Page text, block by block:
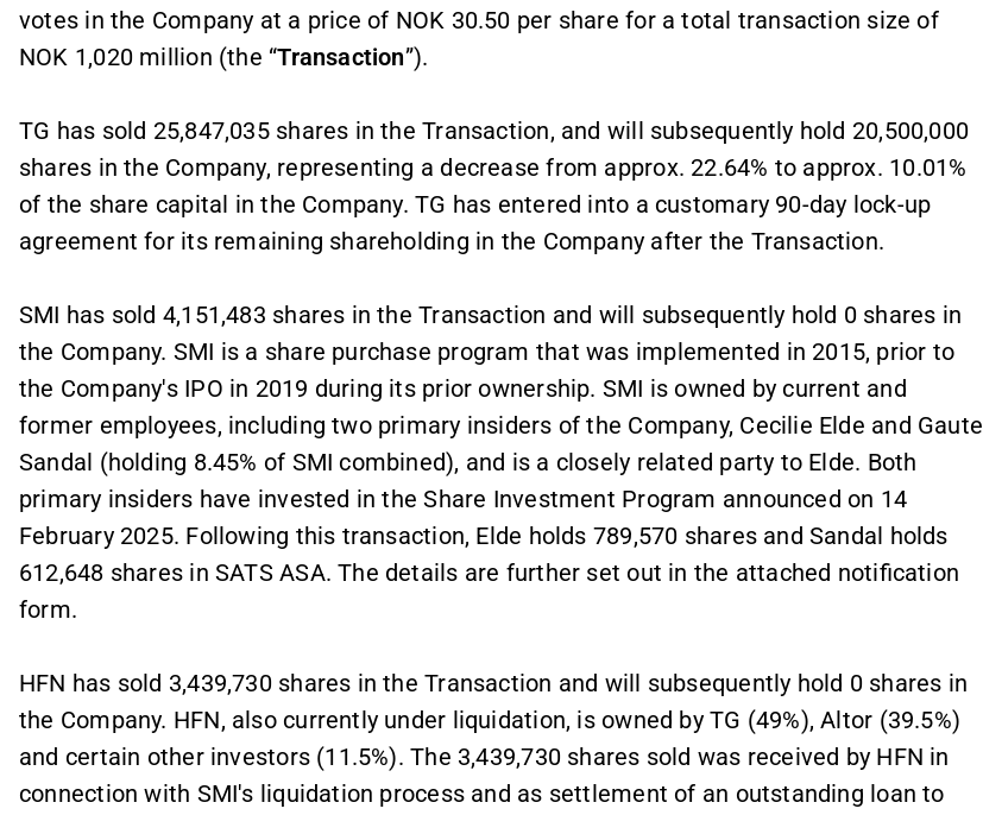
votes in the Company at a price of NOK 30.50 per share for a total transaction size of
NOK 1,020 million (the “Transaction”).
TG has sold 25,847,035 shares in the Transaction, and will subsequently hold 20,500,000
shares in the Company, representing a decrease from approx. 22.64% to approx. 10.01%
of the share capital in the Company. TG has entered into a customary 90-day lock-up
agreement for its remaining shareholding in the Company after the Transaction.
SMI has sold 4,151,483 shares in the Transaction and will subsequently hold 0 shares in
the Company. SMI is a share purchase program that was implemented in 2015, prior to
the Company's IPO in 2019 during its prior ownership. SMI is owned by current and
former employees, including two primary insiders of the Company, Cecilie Elde and Gaute
Sandal (holding 8.45% of SMI combined), and is a closely related party to Elde. Both
primary insiders have invested in the Share Investment Program announced on 14
February 2025. Following this transaction, Elde holds 789,570 shares and Sandal holds
612,648 shares in SATS ASA. The details are further set out in the attached notification
form.
HFN has sold 3,439,730 shares in the Transaction and will subsequently hold 0 shares in
the Company. HFN, also currently under liquidation, is owned by TG (49%), Altor (39.5%)
and certain other investors (11.5%). The 3,439,730 shares sold was received by HFN in
connection with SMI's liquidation process and as settlement of an outstanding loan to